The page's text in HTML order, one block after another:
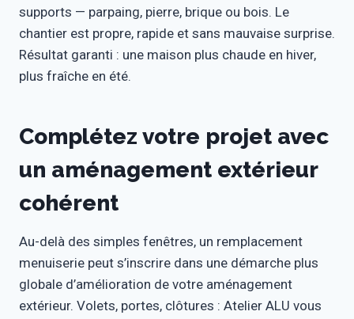
supports — parpaing, pierre, brique ou bois. Le
chantier est propre, rapide et sans mauvaise surprise.
Résultat garanti : une maison plus chaude en hiver,
plus fraîche en été.
Complétez votre projet avec
un aménagement extérieur
cohérent
Au-delà des simples fenêtres, un remplacement
menuiserie peut s’inscrire dans une démarche plus
globale d’amélioration de votre aménagement
extérieur. Volets, portes, clôtures : Atelier ALU vous